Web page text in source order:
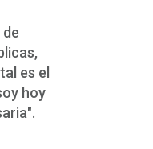
es el
hoy